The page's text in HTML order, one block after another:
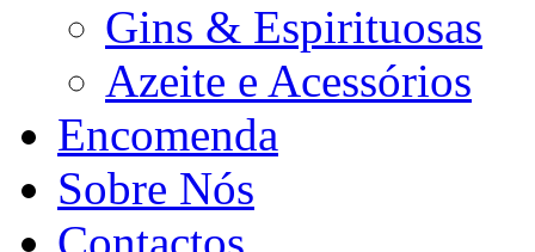
Gins & Espirituosas
Azeite e Acessórios
Encomenda
Sobre Nós